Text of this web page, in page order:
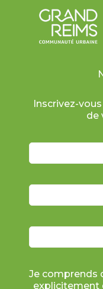
Inscrivez-
de
Je comprends
explicitement